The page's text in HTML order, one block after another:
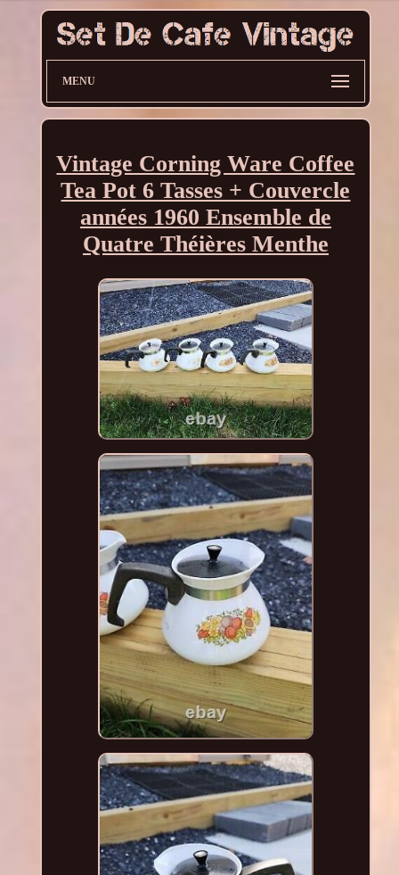
MENU
Vintage Corning Ware Coffee
Tea Pot 6 Tasses + Couvercle
années 1960 Ensemble de
Quatre Théières Menthe